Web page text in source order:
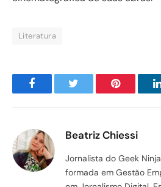
Literatura
Facebook Pinterest
Beatriz Chiessi
Jornalista do Geek
formada em Gestão